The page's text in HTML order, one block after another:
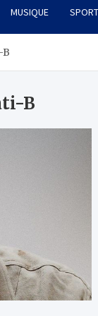
MUSIQUE SPORT
B
B